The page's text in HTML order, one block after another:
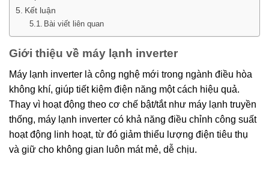
Kết luận
Bài viết liên quan
Giới thiệu về máy lạnh inverter
Máy lạnh inverter là công nghệ mới trong ngành điều hòa
không khí, giúp tiết kiệm điện năng một cách hiệu quả.
Thay vì hoạt động theo cơ chế bật/tắt như máy lạnh truyền
thống, máy lạnh inverter có khả năng điều chỉnh công suất
hoạt động linh hoạt, từ đó giảm thiểu lượng điện tiêu thụ
và giữ cho không gian luôn mát mẻ, dễ chịu.